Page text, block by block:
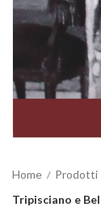
Home Prodotti
Tripisciano e